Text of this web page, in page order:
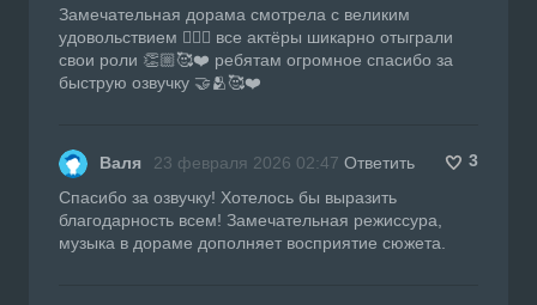
Замечательная дорама смотрела с великим
удовольствием 👍🏼🔥 все актёры шикарно отыграли
свои роли 👏🏼🥰❤️ ребятам огромное спасибо за
быструю озвучку 🤝🫂🥰❤️
Валя 23 февраля 2026 02:47 Ответить
3
Спасибо за озвучку! Хотелось бы выразить
благодарность всем! Замечательная режиссура,
музыка в дораме дополняет восприятие сюжета.